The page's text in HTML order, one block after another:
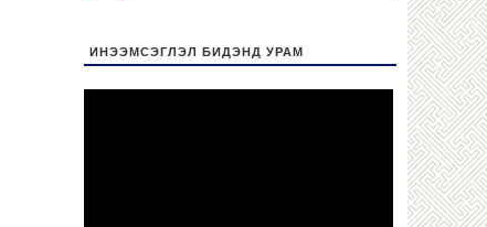
ИНЭЭМСЭГЛЭЛ БИДЭНД УРАМ